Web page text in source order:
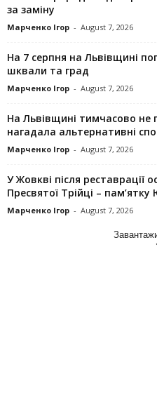
за заміну
Марченко Ігор - August 7, 2026
На 7 серпня на Львівщині
шквали та град
Марченко Ігор - August 7, 2026
На Львівщині тимчасово не
нагадала альтернативні
Марченко Ігор - August 7, 2026
У Жовкві після реставрації
Пресвятої Трійці –
Марченко Ігор - August 7, 2026